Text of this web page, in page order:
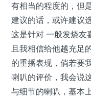
有相当的程度的，但
建议的话，或许建议
这是针对 一般发烧友
且我相信给他越充足
的重播表现，倘若要
喇叭的评价，我会说
与细节的喇叭，基本